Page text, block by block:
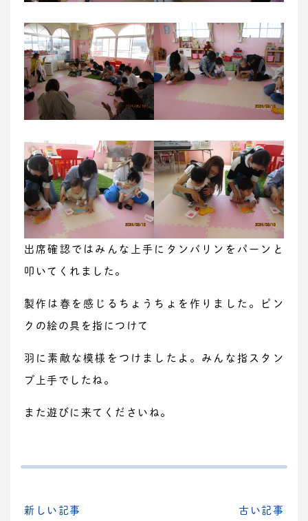
出席確認ではみんな上手にタンバリンをパーンと
叩いてくれました。
製作は春を感じるちょうちょを作りました。ピン
クの絵の具を指につけて
羽に素敵な模様をつけましたよ。みんな指スタン
プ上手でしたね。
また遊びに来てくださいね。
新しい記事 古い記事